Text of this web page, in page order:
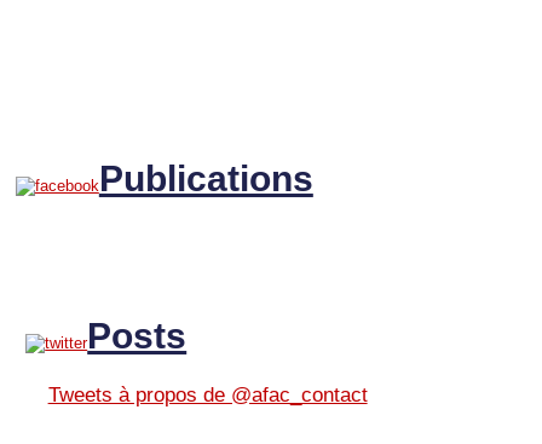
Publications
Posts
Tweets à propos de @afac_contact